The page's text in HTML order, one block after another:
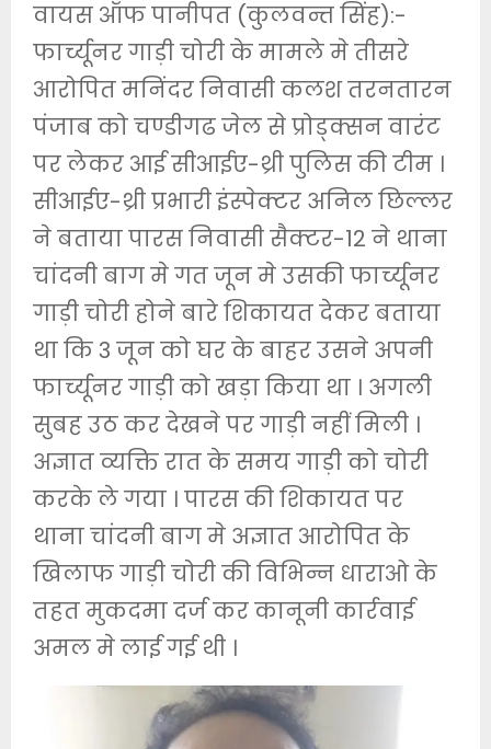
वायस ऑफ पानीपत (कुलवन्त सिंह):-
फार्च्यूनर गाड़ी चोरी के मामले मे तीसरे
आरोपित मनिंदर निवासी कलश तरनतारन
पंजाब को चण्डीगढ जेल से प्रोड्क्सन वारंट
पर लेकर आई सीआईए-थ्री पुलिस की टीम ।
सीआईए-थ्री प्रभारी इंस्पेक्टर अनिल छिल्लर
ने बताया पारस निवासी सैक्टर-12 ने थाना
चांदनी बाग मे गत जून मे उसकी फार्च्यूनर
गाड़ी चोरी होने बारे शिकायत देकर बताया
था कि 3 जून को घर के बाहर उसने अपनी
फार्च्यूनर गाड़ी को खड़ा किया था । अगली
सुबह उठ कर देखने पर गाड़ी नहीं मिली ।
अज्ञात व्यक्ति रात के समय गाड़ी को चोरी
करके ले गया । पारस की शिकायत पर
थाना चांदनी बाग मे अज्ञात आरोपित के
खिलाफ गाड़ी चोरी की विभिन्न धाराओ के
तहत मुकदमा दर्ज कर कानूनी कार्रवाई
अमल मे लाई गई थी ।